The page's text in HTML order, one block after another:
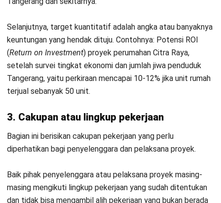
yang ada berikut dengan pagu yang sudah ditetapkan tapi
tetap memperhatikan kualitas material.
8. Penutup
Dalam pelaksanaan proyek pastinya kenyataan di lapangan
tidak akan selalu sama persis seperti yang tertulis pada
Bagian ini berisiremarksbahwa fleksibilitas dalam
kesepakatan seperti kesepakatan kecil untuk
di luar TOR tertulis.
Isi TOR yang baik akan memudahkan proses identifikasi